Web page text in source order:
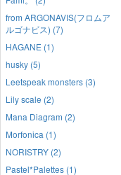
from ARGONAVIS(フロムア
ルゴナビス) (7)
HAGANE (1)
husky (5)
Leetspeak monsters (3)
Lily scale (2)
Mana Diagram (2)
Morfonica (1)
NORISTRY (2)
Pastel*Palettes (1)